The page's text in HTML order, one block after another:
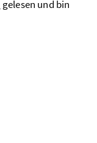
gelesen und bin